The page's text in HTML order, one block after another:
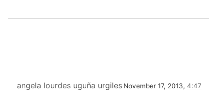
angela lourdes uguña urgiles November 17, 2013, 4:47